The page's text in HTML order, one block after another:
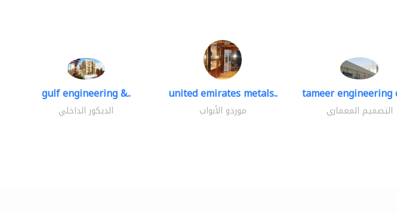
gulf engineering &..
الديكور الداخلي
united emirates metals..
موردو الأبواب
tameer engineering
التصميم المعماري